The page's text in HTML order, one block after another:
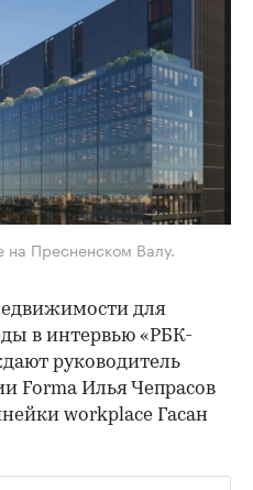
на Пресненском Валу.
для
в интервью «РБК-
руководитель
Forma Илья Чепрасов
workplace Гасан